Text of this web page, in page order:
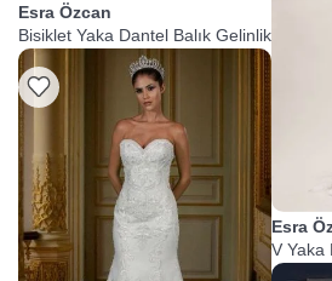
Esra Özcan
Bisiklet Yaka Dantel Balık Gelinlik
Esra
V Yaka
Gelinlik